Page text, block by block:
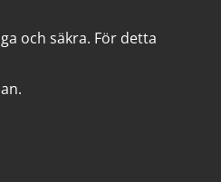
och säkra. För detta